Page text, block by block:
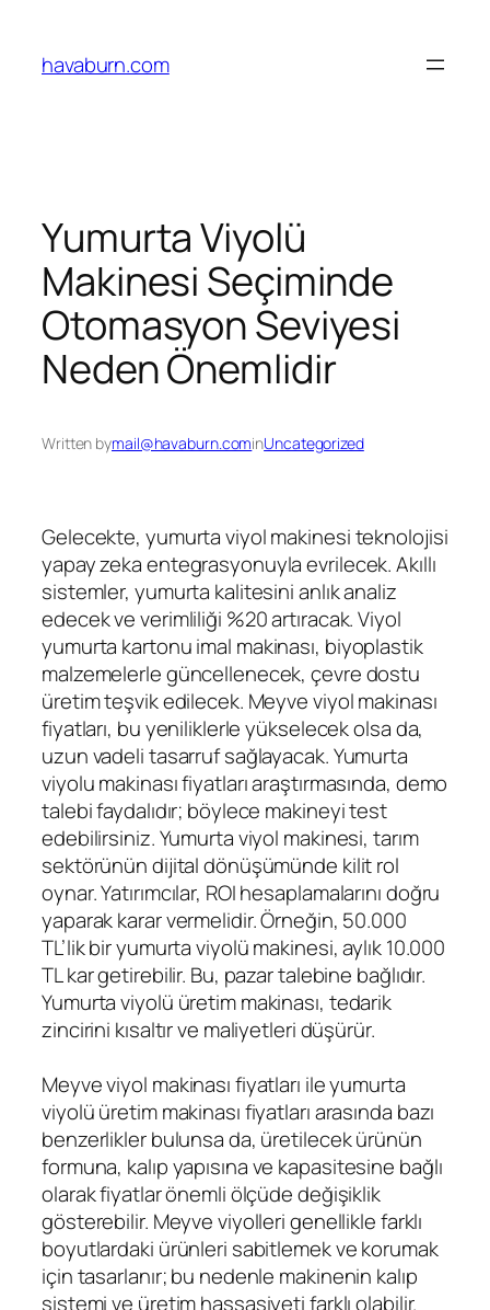
content
havaburn.com
Yumurta Viyolü
Makinesi Seçiminde
Otomasyon Seviyesi
Neden Önemlidir
Written bymail@havaburn.cominUncategorized
Gelecekte, yumurta viyol makinesi teknolojisi
yapay zeka entegrasyonuyla evrilecek. Akıllı
sistemler, yumurta kalitesini anlık analiz
edecek ve verimliliği %20 artıracak. Viyol
yumurta kartonu imal makinası, biyoplastik
malzemelerle güncellenecek, çevre dostu
üretim teşvik edilecek. Meyve viyol makinası
fiyatları, bu yeniliklerle yükselecek olsa da,
uzun vadeli tasarruf sağlayacak. Yumurta
viyolu makinası fiyatları araştırmasında, demo
talebi faydalıdır; böylece makineyi test
edebilirsiniz. Yumurta viyol makinesi, tarım
sektörünün dijital dönüşümünde kilit rol
oynar. Yatırımcılar, ROI hesaplamalarını doğru
yaparak karar vermelidir. Örneğin, 50.000
TL’lik bir yumurta viyolü makinesi, aylık 10.000
TL kar getirebilir. Bu, pazar talebine bağlıdır.
Yumurta viyolü üretim makinası, tedarik
zincirini kısaltır ve maliyetleri düşürür.
Meyve viyol makinası fiyatları ile yumurta
viyolü üretim makinası fiyatları arasında bazı
benzerlikler bulunsa da, üretilecek ürünün
formuna, kalıp yapısına ve kapasitesine bağlı
olarak fiyatlar önemli ölçüde değişiklik
gösterebilir. Meyve viyolleri genellikle farklı
boyutlardaki ürünleri sabitlemek ve korumak
için tasarlanır; bu nedenle makinenin kalıp
sistemi ve üretim hassasiyeti farklı olabilir.